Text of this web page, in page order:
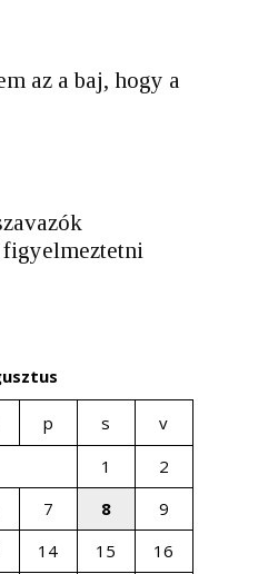
az a baj, hogy a
p s
v
1
2
7 8
9
14 15
16